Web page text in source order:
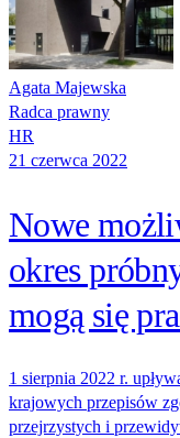
Agata Majewska
Radca prawny
HR
21 czerwca 2022
Nowe
okres
mogą się
1 sierpnia 2022 r.
krajowych przepisów
przejrzystych i